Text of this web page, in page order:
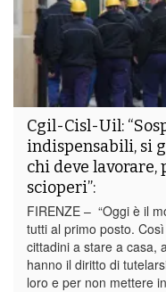
Cgil-Cisl-Uil:
indispensabili, si
chi deve
scioperi”:
FIRENZE – “Oggi è il
tutti al primo posto.
cittadini a stare a casa,
hanno il diritto di
loro e per non mettere